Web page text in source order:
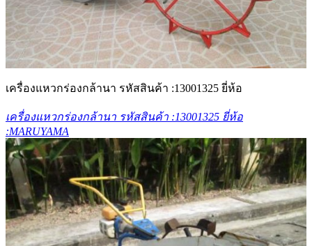
เครื่องแหวกร่องกล้านา รหัสสินค้า :13001325 ยี่ห้อ
เครื่องแหวกร่องกล้านา รหัสสินค้า :13001325 ยี่ห้อ
:MARUYAMA